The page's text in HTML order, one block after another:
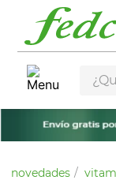
novedades